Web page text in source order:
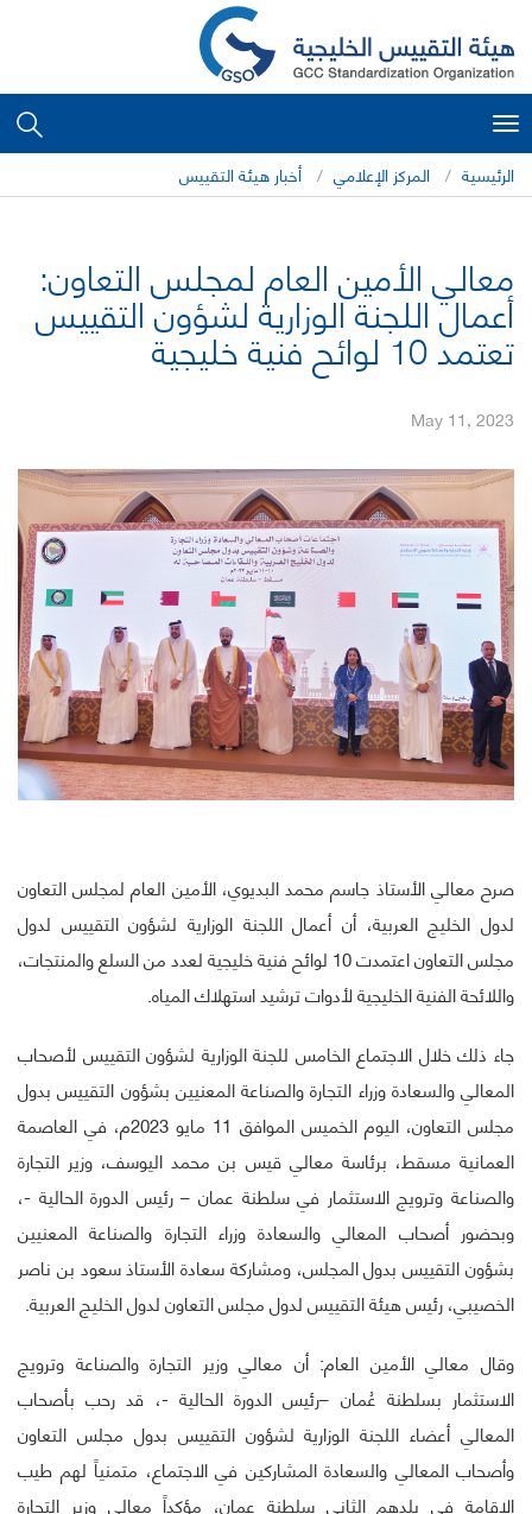
Toggle
navigation
الرئيسية المركز الإعلامي أخبار هيئة التقييس
معالي الأمين العام لمجلس التعاون:
أعمال اللجنة الوزارية لشؤون التقييس
تعتمد 10 لوائح فنية خليجية
May 11, 2023
صرح معالي الأستاذ جاسم محمد البديوي، الأمين العام لمجلس التعاون
لدول الخليج العربية، أن أعمال اللجنة الوزارية لشؤون التقييس لدول
مجلس التعاون اعتمدت 10 لوائح فنية خليجية لعدد من السلع والمنتجات،
واللائحة الفنية الخليجية لأدوات ترشيد استهلاك المياه.
جاء ذلك خلال الاجتماع الخامس للجنة الوزارية لشؤون التقييس لأصحاب
المعالي والسعادة وزراء التجارة والصناعة المعنيين بشؤون التقييس بدول
مجلس التعاون، اليوم الخميس الموافق 11 مايو 2023م، في العاصمة
العمانية مسقط، برئاسة معالي قيس بن محمد اليوسف، وزير التجارة
والصناعة وترويج الاستثمار في سلطنة عمان – رئيس الدورة الحالية -،
وبحضور أصحاب المعالي والسعادة وزراء التجارة والصناعة المعنيين
بشؤون التقييس بدول المجلس، ومشاركة سعادة الأستاذ سعود بن ناصر
الخصيبي، رئيس هيئة التقييس لدول مجلس التعاون لدول الخليج العربية.
وقال معالي الأمين العام: أن معالي وزير التجارة والصناعة وترويج
الاستثمار بسلطنة عُمان –رئيس الدورة الحالية -، قد رحب بأصحاب
المعالي أعضاء اللجنة الوزارية لشؤون التقييس بدول مجلس التعاون
وأصحاب المعالي والسعادة المشاركين في الاجتماع، متمنياً لهم طيب
الإقامة في بلدهم الثاني سلطنة عمان، مؤكداً معالي وزير التجارة